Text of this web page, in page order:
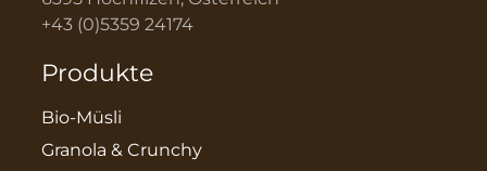
+43 (0)5359 24174
Produkte
Bio-Müsli
Granola & Crunchy